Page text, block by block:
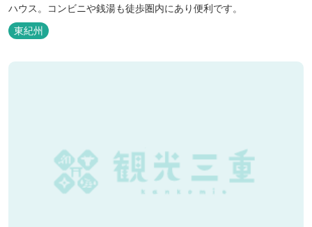
ハウス。コンビニや銭湯も徒歩圏内にあり便利です。
東紀州